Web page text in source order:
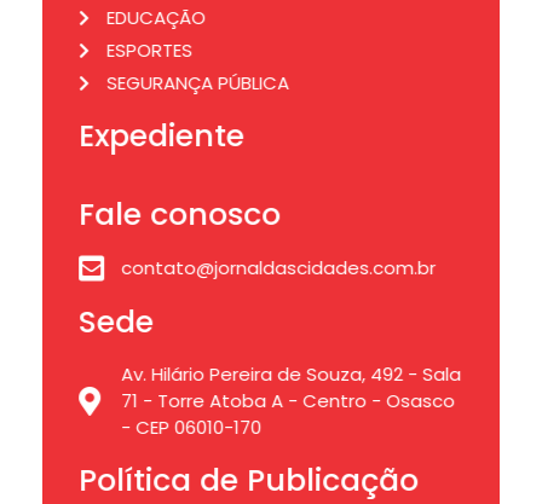
EDUCAÇÃO
ESPORTES
SEGURANÇA PÚBLICA
Expediente
Fale conosco
contato@jornaldascidades.com.br
Sede
Av. Hilário Pereira de Souza, 492 - Sala
71 - Torre Atoba A - Centro - Osasco
- CEP 06010-170
Política de Publicação